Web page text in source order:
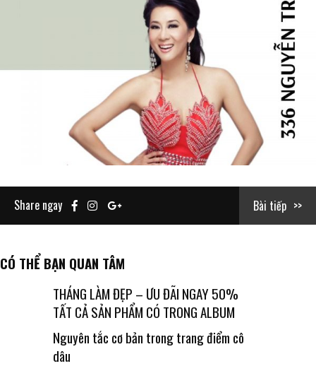
Share ngay Bài tiếp
CÓ THỂ BẠN QUAN TÂM
THÁNG LÀM ĐẸP – ƯU ĐÃI NGAY 50%
TẤT CẢ SẢN PHẨM CÓ TRONG ALBUM
Nguyên tắc cơ bản trong trang điểm cô
dâu